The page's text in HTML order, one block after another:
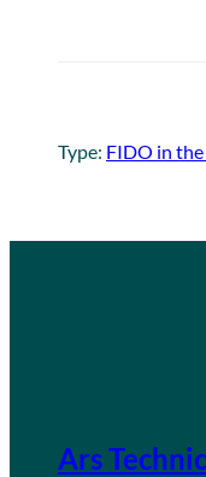
Type: FIDO in
Ars